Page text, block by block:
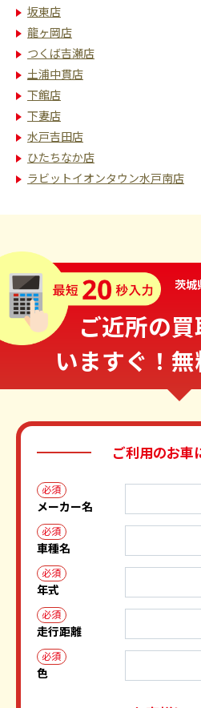
坂東店
龍ヶ岡店
つくば吉瀬店
土浦中貫店
下館店
下妻店
水戸吉田店
ひたちなか店
ラビットイオンタウン水戸南店
茨城
ご近所の
いますぐ！
ご利用のお車
必須
メーカー名
必須
車種名
必須
年式
必須
走行距離
必須
色